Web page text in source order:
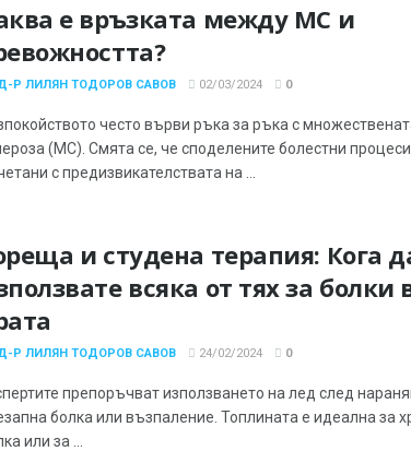
е връзката между МС и
Р ЛИЛЯН ТОДОРОВ САВОВ 02/03/2024 0
често върви ръка за ръка с
(МС). Смята се, че споделените болестни
с предизвикателствата на ...
и студена терапия: Кога
всяка от тях за болки
Р ЛИЛЯН ТОДОРОВ САВОВ 24/02/2024 0
препоръчват използването на лед след
болка или възпаление. Топлината е идеална за
или за ...